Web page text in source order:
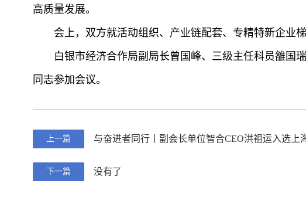
高质量发展。
会上，双方就活动组织、产业链配套、专精特新企业
白银市经济合作局副局长曾国峰、三级主任科员雒国
同志参加会议。
上一篇 与奋进者同行丨副会长单位智合CEO洪祖运入选上
下一篇 没有了